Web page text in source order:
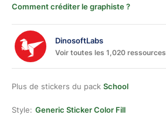
Comment créditer le graphiste ?
DinosoftLabs
Voir toutes les 1,020 ressources
Plus de stickers du pack School
Style: Generic Sticker Color Fill